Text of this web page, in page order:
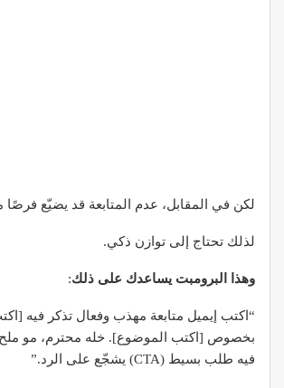
لكن في المقابل، عدم المتابعة قد يضيّع فرصًا
لذلك تحتاج إلى توازن ذكي.
وهذا البرومبت يساعدك على ذلك:
“اكتب إيميل متابعة مهذب وفعال تذكر فيه
بخصوص [اكتب الموضوع]. خله محترم، مو
فيه طلب بسيط (CTA) يشجّع على الرد.”